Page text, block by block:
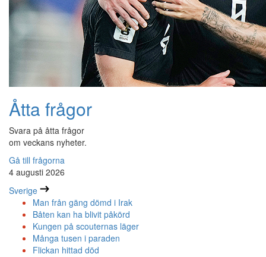
Åtta frågor
Svara på åtta frågor
om veckans nyheter.
Gå till frågorna
4 augusti 2026
Sverige
Man från gäng dömd i Irak
Båten kan ha blivit påkörd
Kungen på scouternas läger
Många tusen i paraden
Flickan hittad död